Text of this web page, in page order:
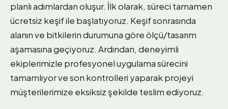
planlı adımlardan oluşur. İlk olarak, süreci tamamen
ücretsiz keşif ile başlatıyoruz. Keşif sonrasında
alanın ve bitkilerin durumuna göre ölçü/tasarım
aşamasına geçiyoruz. Ardından, deneyimli
ekiplerimizle profesyonel uygulama sürecini
tamamlıyor ve son kontrolleri yaparak projeyi
müşterilerimize eksiksiz şekilde teslim ediyoruz.